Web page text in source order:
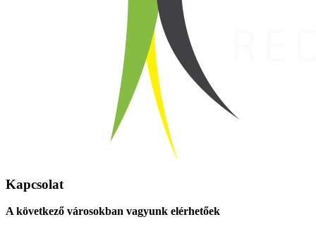
Kapcsolat
A következő városokban vagyunk elérhetőek